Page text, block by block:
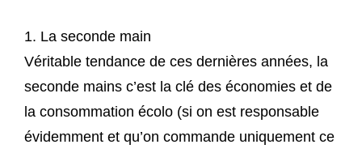
1. La seconde main
Véritable tendance de ces dernières années, la
seconde mains c’est la clé des économies et de
la consommation écolo (si on est responsable
évidemment et qu’on commande uniquement ce